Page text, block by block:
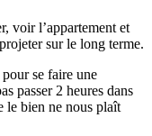
voir l’appartement et
sur le long terme.
se faire une
passer 2 heures dans
le bien ne nous plaît